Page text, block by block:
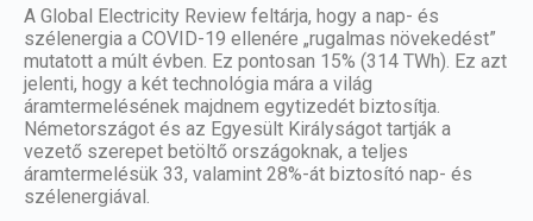
A Global Electricity Review feltárja, hogy a nap- és
szélenergia a COVID-19 ellenére „rugalmas növekedést”
mutatott a múlt évben . Ez pontosan 15% (314 TWh). Ez azt
jelenti, hogy a két technológia mára a világ
áramtermelésének majdnem egytizedét biztosítja.
Németországot és az Egyesült Királyságot tartják a
vezető szerepet betöltő országoknak, a teljes
áramtermelésük 33, valamint 28%-át biztosító nap- és
szélenergiával.